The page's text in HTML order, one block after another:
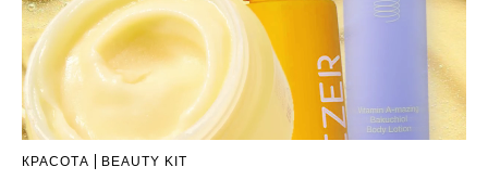
КРАСОТА BEAUTY KIT